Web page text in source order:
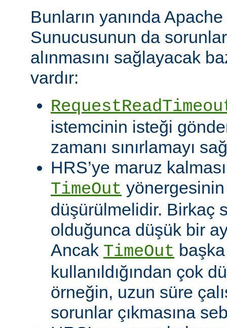
Bunların yanında
Sunucusunun da
alınmasını sağlayacak
vardır:
istemcinin isteği
zamanı sınırlamayı
HRS’ye maruz
TimeOut
düşürülmelidir. Birkaç
olduğunca düşük bir
Ancak TimeOut
kullanıldığından çok
örneğin, uzun süre
sorunlar çıkmasına